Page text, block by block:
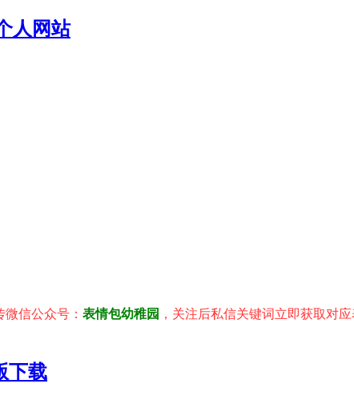
人网站
众号：表情包幼稚园，关注后私信关键词立即获取对应表情
下载